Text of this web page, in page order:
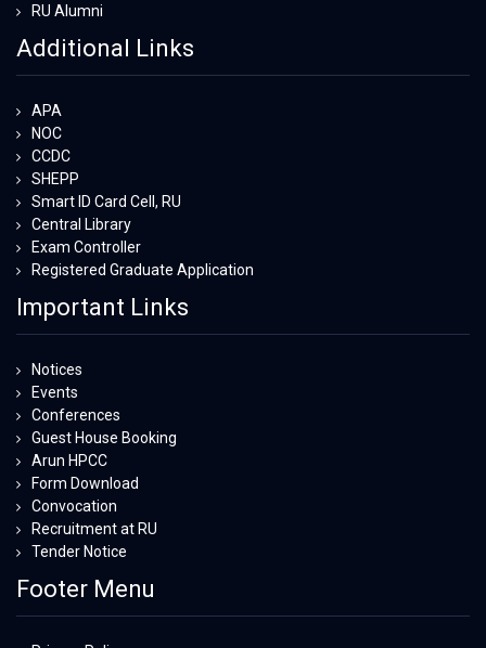
RU Alumni
Additional Links
APA
NOC
CCDC
SHEPP
Smart ID Card Cell, RU
Central Library
Exam Controller
Registered Graduate Application
Important Links
Notices
Events
Conferences
Guest House Booking
Arun HPCC
Form Download
Convocation
Recruitment at RU
Tender Notice
Footer Menu